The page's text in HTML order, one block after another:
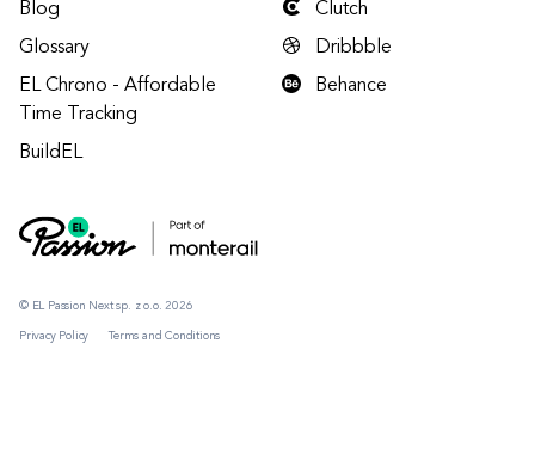
© EL Passion Next sp. z o.o. 2026
Privacy Policy Terms and Conditions
Blog
Glossary
EL Chrono - Affordable
Time Tracking
BuildEL
Clutch
Dribbble
Behance